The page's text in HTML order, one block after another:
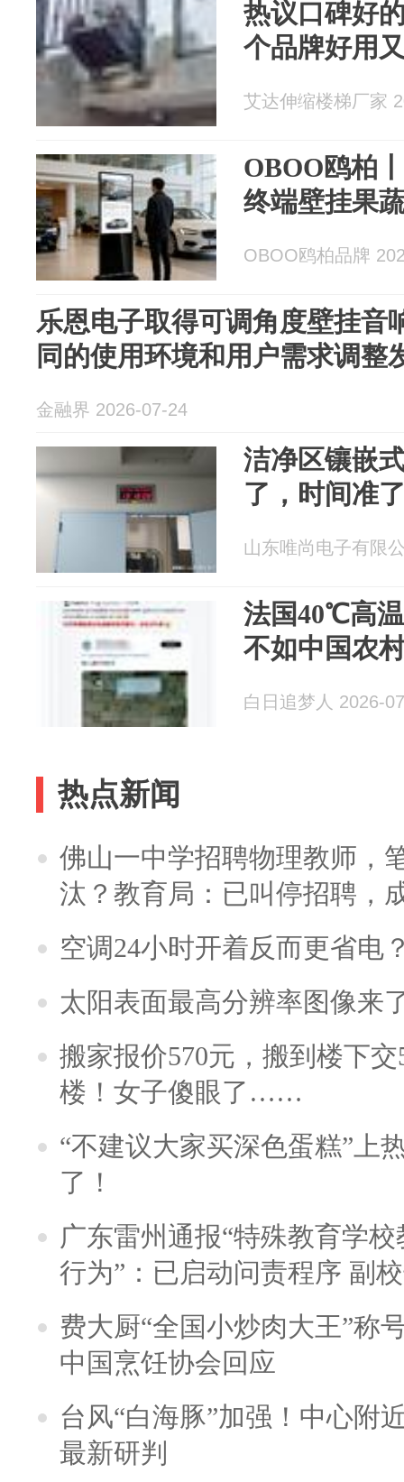
热议口碑好
个品牌好用
艾达伸缩楼梯厂家
OBOO鸥柏
终端壁挂果
OBOO鸥柏品牌
乐恩电子取得可调角度壁挂音
同的使用环境和用户需求调整
金融界 2026-07-24
洁净区镶嵌
了，时间准
山东唯尚电子有限
法国40℃高
不如中国农
白日追梦人 2026-
热点新闻
佛山一中学招聘物理教师，
汰？教育局：已叫停招聘，
空调24小时开着反而更省电
太阳表面最高分辨率图像来
搬家报价570元，搬到楼下
楼！女子傻眼了……
“不建议大家买深色蛋糕”上
了！
广东雷州通报“特殊教育学
行为”：已启动问责程序 副
费大厨“全国小炒肉大王”称
中国烹饪协会回应
台风“白海豚”加强！中心附
最新研判